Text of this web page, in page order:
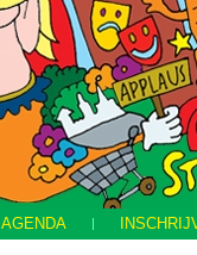
AGENDA